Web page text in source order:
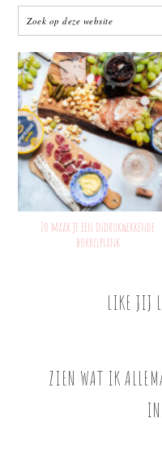
Zo maak je een indrukwekkende
borrelplank
LIKE JIJ
ZIEN WAT IK